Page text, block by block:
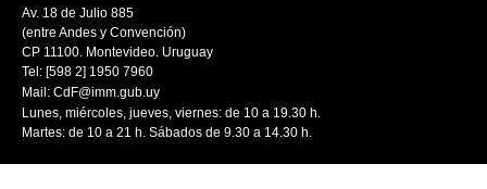
Av. 18 de Julio 885
(entre Andes y Convención)
CP 11100. Montevideo. Uruguay
Tel: [598 2] 1950 7960
Mail: CdF@imm.gub.uy
Lunes, miércoles, jueves, viernes: de 10 a 19.30 h.
Martes: de 10 a 21 h. Sábados de 9.30 a 14.30 h.